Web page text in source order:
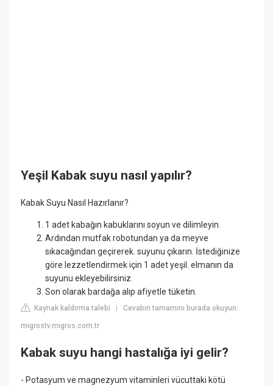
Yeşil Kabak suyu nasıl yapılır?
Kabak Suyu Nasıl Hazırlanır?
1 adet kabağın kabuklarını soyun ve dilimleyin.
Ardından mutfak robotundan ya da meyve
sıkacağından geçirerek. suyunu çıkarın. İstediğinize
göre lezzetlendirmek için 1 adet yeşil. elmanın da
suyunu ekleyebilirsiniz.
Son olarak bardağa alıp afiyetle tüketin.
Kaynak kaldırma talebi |Cevabın tamamını burada okuyun:
migrostv.migros.com.tr
Kabak suyu hangi hastalığa iyi gelir?
- Potasyum ve magnezyum vitaminleri vücuttaki kötü